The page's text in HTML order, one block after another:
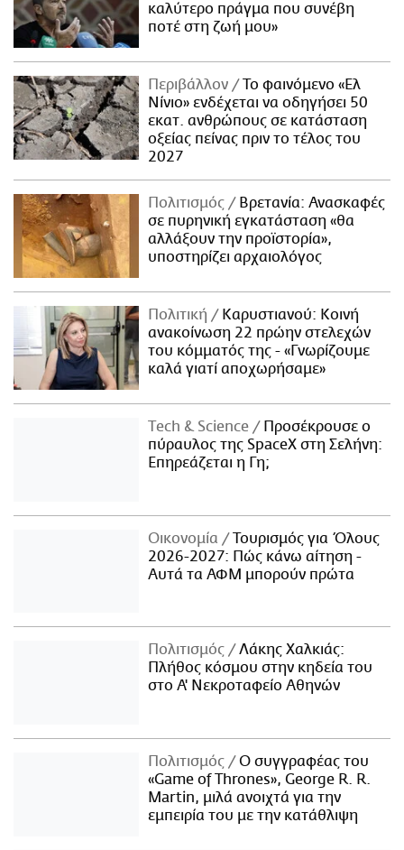
καλύτερο πράγμα που συνέβη
ποτέ στη ζωή μου»
Περιβάλλον
Το φαινόμενο «Ελ
Νίνιο» ενδέχεται να οδηγήσει 50
εκατ. ανθρώπους σε κατάσταση
οξείας πείνας πριν το τέλος του
2027
Πολιτισμός
Βρετανία: Ανασκαφές
σε πυρηνική εγκατάσταση «θα
αλλάξουν την προϊστορία»,
υποστηρίζει αρχαιολόγος
Πολιτική
Καρυστιανού: Κοινή
ανακοίνωση 22 πρώην στελεχών
του κόμματός της - «Γνωρίζουμε
καλά γιατί αποχωρήσαμε»
Τech & Science
Προσέκρουσε ο
πύραυλος της SpaceX στη Σελήνη:
Επηρεάζεται η Γη;
Οικονομία
Τουρισμός για Όλους
2026-2027: Πώς κάνω αίτηση -
Αυτά τα ΑΦΜ μπορούν πρώτα
Πολιτισμός
Λάκης Χαλκιάς:
Πλήθος κόσμου στην κηδεία του
στο Α' Νεκροταφείο Αθηνών
Πολιτισμός
Ο συγγραφέας του
«Game of Thrones», George R. R.
Martin, μιλά ανοιχτά για την
εμπειρία του με την κατάθλιψη